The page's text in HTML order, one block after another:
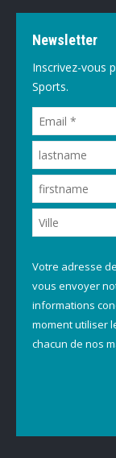
Newsletter
Inscrivez-vous
Sports.
Votre adresse
vous envoyer
informations
moment utiliser
chacun de nos